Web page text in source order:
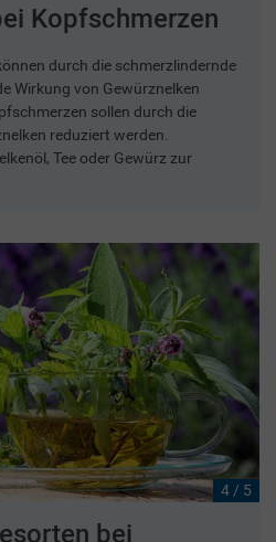
Kopfschmerzen
durch die schmerzlindernde
Wirkung von Gewürznelken
sollen durch die
reduziert werden.
Tee oder Gewürz zur
4 / 5
bei